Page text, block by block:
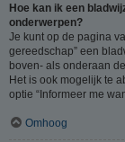
Hoe kan ik een
onderwerpen?
Je kunt op de pagina
gereedschap” een
boven- als onderaan
Het is ook mogelijk te
optie “Informeer me
Omhoog